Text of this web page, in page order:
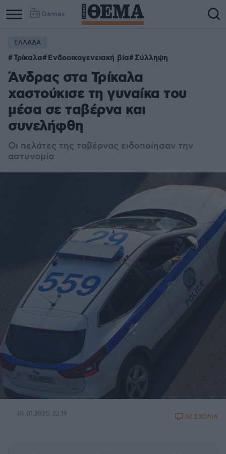
Games
Column
1
Column
2
ΕΛΛΑΔΑ
Τρίκαλα Ενδοοικογενειακή βία Σύλληψη
Άνδρας στα Τρίκαλα
χαστούκισε τη γυναίκα του
μέσα σε ταβέρνα και
συνελήφθη
Οι πελάτες της ταβέρνας ειδοποίησαν την
αστυνομία
05.01.2025, 22:19 62 ΣΧΟΛΙΑ